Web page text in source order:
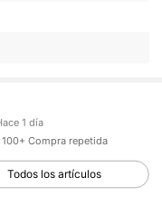
100+ Compra repetida
Todos los artículos